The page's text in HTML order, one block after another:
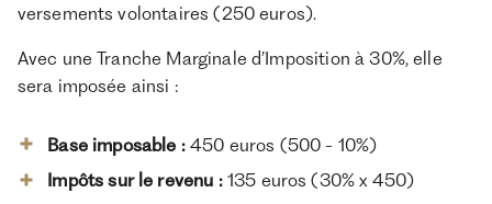
versements volontaires (250 euros).
Avec une Tranche Marginale d’Imposition à 30%, elle
sera imposée ainsi :
Base imposable :450 euros (500 - 10%)
Impôts sur le revenu :135 euros (30% x 450)